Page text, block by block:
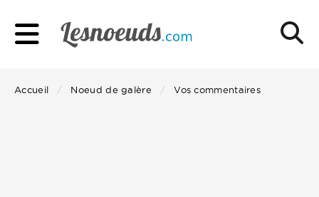
Accueil Noeud de galère Vos commentaires